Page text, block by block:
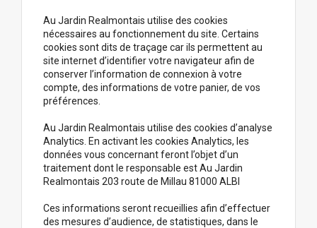
Au Jardin Realmontais utilise des cookies
nécessaires au fonctionnement du site. Certains
cookies sont dits de traçage car ils permettent au
site internet d’identifier votre navigateur afin de
conserver l’information de connexion à votre
compte, des informations de votre panier, de vos
préférences.
Au Jardin Realmontais utilise des cookies d’analyse
Analytics. En activant les cookies Analytics, les
données vous concernant feront l’objet d’un
traitement dont le responsable est Au Jardin
Realmontais 203 route de Millau 81000 ALBI
Ces informations seront recueillies afin d’effectuer
des mesures d’audience, de statistiques, dans le